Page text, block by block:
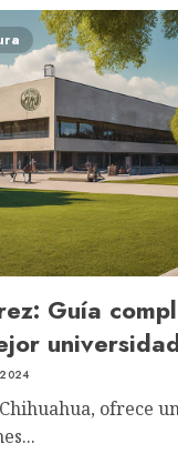
Guía
ofrece